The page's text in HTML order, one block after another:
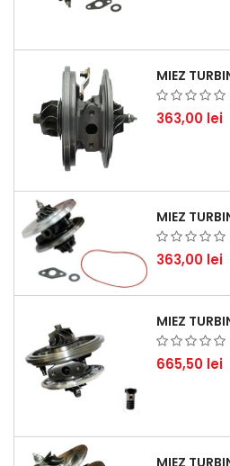
363,00 lei
363,00 lei
665,50 lei